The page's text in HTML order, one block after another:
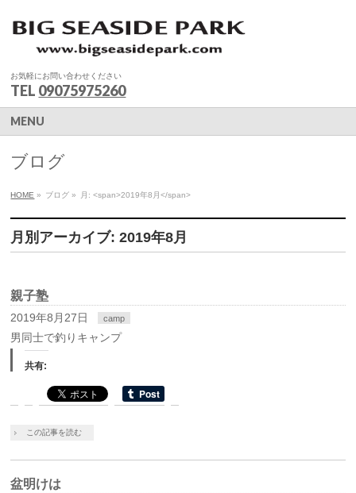
お気軽にお問い合わせください
TEL 09075975260
MENU
ブログ
HOME » ブログ » 月: <span>2019年8月</span>
月別アーカイブ: 2019年8月
親子塾
2019年8月27日 camp
男同士で釣りキャンプ
共有:
この記事を読む
盆明けは